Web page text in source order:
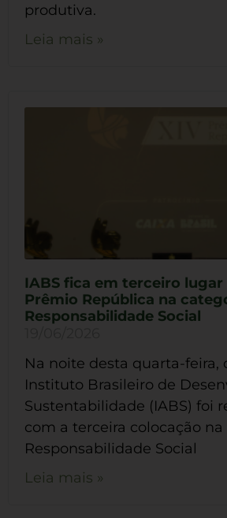
produtiva.
Leia mais »
IABS fica em terceiro lugar
Prêmio República na
Responsabilidade Social
Na noite desta quarta-feira,
Instituto Brasileiro de
Sustentabilidade (IABS) foi
com a terceira colocação
Responsabilidade Social
Leia mais »